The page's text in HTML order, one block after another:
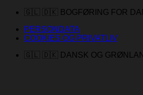
Fortsæt
indhold
🇬🇱 🇩🇰 BOGFØRING FOR
PERSONDATA
COOKIES OG PRIVATLIV
🇬🇱 🇩🇰 DANSK OG